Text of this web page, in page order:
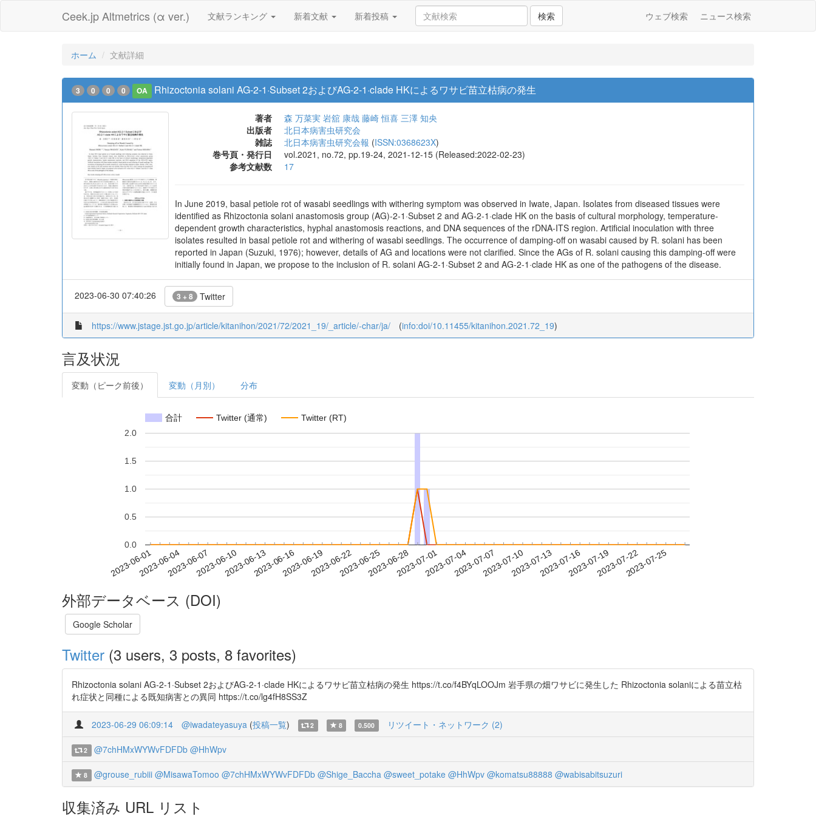
Ceek.jp Altmetrics (α ver.) 文献ランキング 新着文献 新着投稿 検索 ウェブ検索 ニュース検索
ホーム 文献詳細
3 0 0 0 OA Rhizoctonia solani AG-2-1·Subset 2およびAG-2-1·clade HKによるワサビ苗立枯病の発生
著者 森 万菜実 岩舘 康哉 藤崎 恒喜 三澤 知央
出版者
北日本病害虫研究会
雑誌
北日本病害虫研究会報 (ISSN:0368623X)
巻号頁・発行日
vol.2021, no.72, pp.19-24, 2021-12-15 (Released:2022-02-23)
参考文献数
17
In June 2019, basal petiole rot of wasabi seedlings with withering symptom was observed in Iwate, Japan. Isolates from diseased tissues were
identified as Rhizoctonia solani anastomosis group (AG)-2-1·Subset 2 and AG-2-1·clade HK on the basis of cultural morphology, temperature-
dependent growth characteristics, hyphal anastomosis reactions, and DNA sequences of the rDNA-ITS region. Artificial inoculation with three
isolates resulted in basal petiole rot and withering of wasabi seedlings. The occurrence of damping-off on wasabi caused by R. solani has been
reported in Japan (Suzuki, 1976); however, details of AG and locations were not clarified. Since the AGs of R. solani causing this damping-off were
initially found in Japan, we propose to the inclusion of R. solani AG-2-1·Subset 2 and AG-2-1·clade HK as one of the pathogens of the disease.
2023-06-30 07:40:26 3 + 8 Twitter
https://www.jstage.jst.go.jp/article/kitanihon/2021/72/2021_19/_article/-char/ja/ (info:doi/10.11455/kitanihon.2021.72_19)
言及状況
変動（ピーク前後） 変動（月別） 分布
合計 Twitter (通常) Twitter (RT)
2023-06-012023-06-042023-06-072023-06-102023-06-132023-06-162023-06-192023-06-222023-06-252023-06-282023-07-012023-07-042023-07-072023-07-102023-07-132023-07-162023-07-192023-07-222023-07-25
0.0
0.5
1.0
1.5
2.0
外部データベース (DOI)
Google Scholar
Twitter (3 users, 3 posts, 8 favorites)
Rhizoctonia solani AG-2-1·Subset 2およびAG-2-1·clade HKによるワサビ苗立枯病の発生 https://t.co/f4BYqLOOJm 岩手県の畑ワサビに発生した Rhizoctonia solaniによる苗立枯
れ症状と同種による既知病害との異同 https://t.co/lg4fH8SS3Z
2023-06-29 06:09:14 @iwadateyasuya (投稿一覧) 2 8 0.500 リツイート・ネットワーク (2)
2 @7chHMxWYWvFDFDb @HhWpv
8 @grouse_rubiii @MisawaTomoo @7chHMxWYWvFDFDb @Shige_Baccha @sweet_potake @HhWpv @komatsu88888 @wabisabitsuzuri
収集済み URL リスト